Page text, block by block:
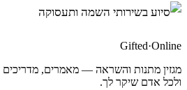
Gifted·Online
מגזין מתנות והשראה — מאמרים, מדריכים
ולכל אדם שיקר לך.